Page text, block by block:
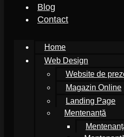
Blog
Contact
Home
Web Design
Website de
Magazin Online
Landing Page
Mentenanță